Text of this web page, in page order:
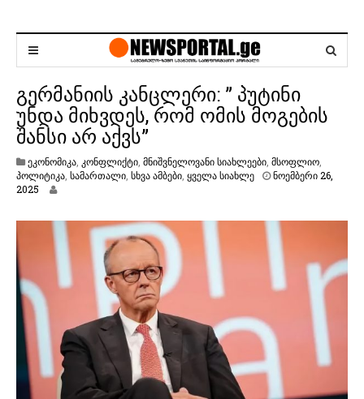
გერმანიის კანცლერი: ” პუტინი
უნდა მიხვდეს, რომ ომის მოგების
შანსი არ აქვს”
ეკონომიკა კონფლიქტი მნიშვნელოვანი სიახლეები მსოფლიო
პოლიტიკა სამართალი სხვა ამბები ყველა სიახლე
ნოემბერი 26,
2025
ი
2
0
5